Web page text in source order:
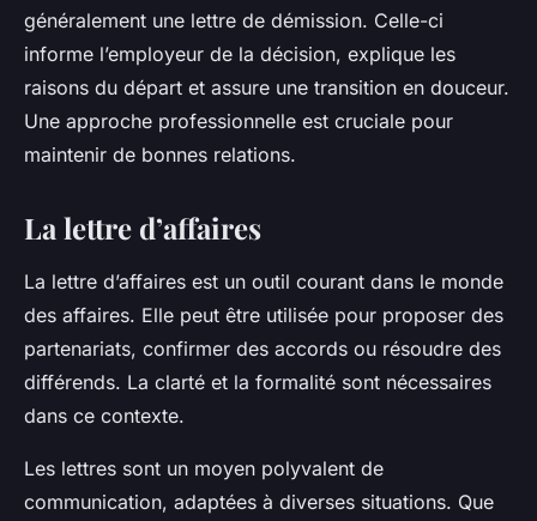
généralement une lettre de démission. Celle-ci
informe l’employeur de la décision, explique les
raisons du départ et assure une transition en douceur.
Une approche professionnelle est cruciale pour
maintenir de bonnes relations.
La lettre d’affaires
La lettre d’affaires est un outil courant dans le monde
des affaires. Elle peut être utilisée pour proposer des
partenariats, confirmer des accords ou résoudre des
différends. La clarté et la formalité sont nécessaires
dans ce contexte.
Les lettres sont un moyen polyvalent de
communication, adaptées à diverses situations. Que